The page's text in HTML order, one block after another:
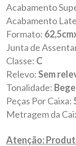
Acabamento
Acabamento
Formato:
Junta de
Classe: C
Relevo:Sem
Tonalidade: Bege
Peças Por Caixa:
Metragem da
Atenção: